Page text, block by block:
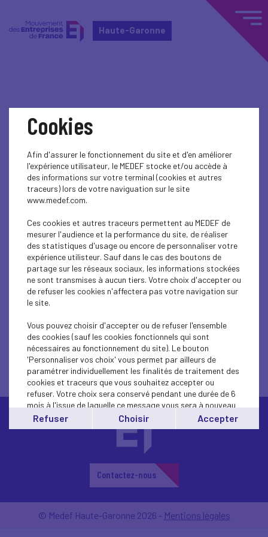
Haute-Garonne
Actualités nationales
SOCIAL
EDUCATION-TRAINING
SOCIAL
SOCIAL
SOCIAL
Contactez-nous
© Medef Haute-Garonne 2026 - Mentions légales
Cookies
Afin d'assurer le fonctionnement du site et d'en améliorer
l'expérience utilisateur, le MEDEF stocke et/ou accède à
des informations sur votre terminal (cookies et autres
traceurs) lors de votre naviguation sur le site
www.medef.com.
Ces cookies et autres traceurs permettent au MEDEF de
mesurer l'audience et la performance du site, de réaliser
des statistiques d'usage ou encore de personnaliser votre
expérience utilisteur. Sauf dans le cas des boutons de
partage sur les réseaux sociaux, les informations stockées
ne sont transmises à aucun tiers. Votre choix d'accepter ou
de refuser les cookies n'affectera pas votre navigation sur
le site.
Vous pouvez choisir d'accepter ou de refuser l'ensemble
des cookies (sauf les cookies fonctionnels qui sont
nécessaires au fonctionnement du site). Le bouton
'Personnaliser vos choix' vous permet par ailleurs de
paramétrer individuellement les finalités de traitement des
cookies et traceurs que vous souhaitez accepter ou
refuser. Votre choix sera conservé pendant une durée de 6
mois à l'issue de laquelle ce message vous sera à nouveau
affiché..
Vous pouvez modifier votre choix à tout moment en
'cookies'en bas de page.
Refuser Choisir Accepter